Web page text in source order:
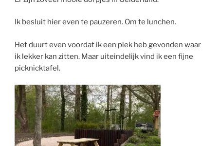
Ik besluit hier even te pauzeren. Om te lunchen.
Het duurt even voordat ik een plek heb gevonden waar
ik lekker kan zitten. Maar uiteindelijk vind ik een fijne
picknicktafel.